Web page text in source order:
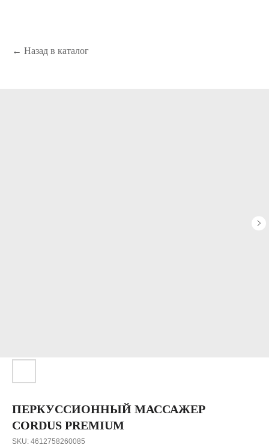
← Назад в каталог
ПЕРКУССИОННЫЙ МАССАЖЕР
CORDUS PREMIUM
SKU: 4612758260085